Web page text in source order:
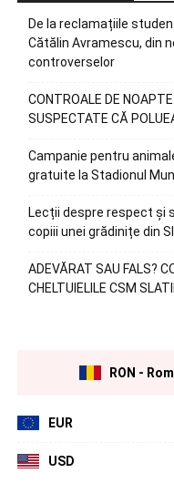
De la reclamațiile
Cătălin Avramescu, din
controverselor
CONTROALE DE
SUSPECTATE CĂ
Campanie pentru
gratuite la Stadionul
Lecții despre respect și
copiii unei grădinițe din
ADEVĂRAT SAU FALS?
CHELTUIELILE CSM
RON -
EUR
USD